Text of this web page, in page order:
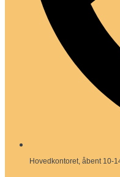
Hovedkontoret, åbent 10-